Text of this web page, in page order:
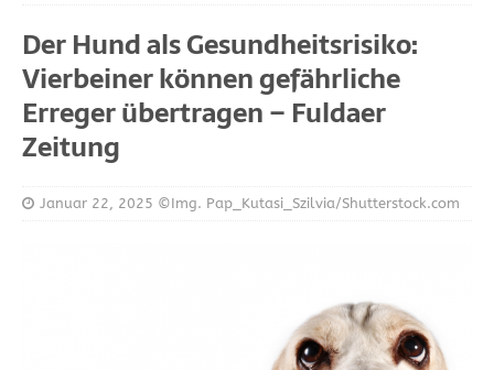
Der Hund als Gesundheitsrisiko:
Vierbeiner können gefährliche
Erreger übertragen – Fuldaer
Zeitung
Januar 22, 2025 ©Img. Pap_Kutasi_Szilvia/Shutterstock.com